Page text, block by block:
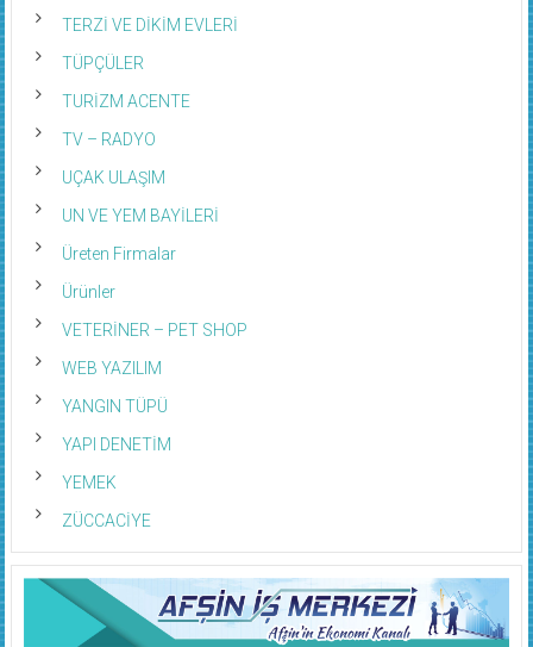
TERZİ VE DİKİM EVLERİ
TÜPÇÜLER
TURİZM ACENTE
TV – RADYO
UÇAK ULAŞIM
UN VE YEM BAYİLERİ
Üreten Firmalar
Ürünler
VETERİNER – PET SHOP
WEB YAZILIM
YANGIN TÜPÜ
YAPI DENETİM
YEMEK
ZÜCCACİYE